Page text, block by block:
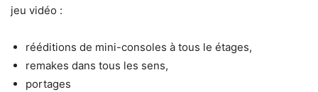
jeu vidéo :
rééditions de mini-consoles à tous le étages,
remakes dans tous les sens,
portages